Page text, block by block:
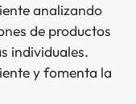
analizando
de productos
individuales.
y fomenta la